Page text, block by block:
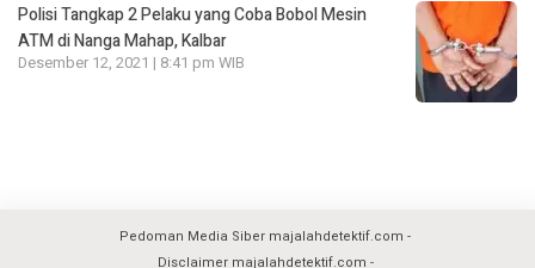
Polisi Tangkap 2 Pelaku yang Coba Bobol Mesin
ATM di Nanga Mahap, Kalbar
Desember 12, 2021 | 8:41 pm WIB
Pedoman Media Siber majalahdetektif.com
Disclaimer majalahdetektif.com